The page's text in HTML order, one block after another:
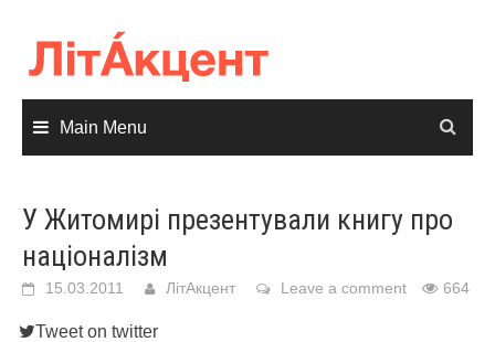
content
Main Menu
У Житомирі презентували книгу про
націоналізм
15.03.2011 ЛітАкцент Leave a comment 664
Tweet on twitter